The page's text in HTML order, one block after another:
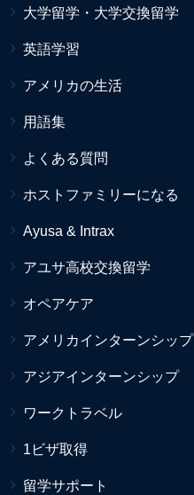
大学留学・大学交換留学
英語学習
アメリカの生活
用語集
よくある質問
ホストファミリーになる
Ayusa & Intrax
アユサ高校交換留学
オペアケア
アメリカインターンシップ
アジアインターンシップ
ワークトラベル
1ビザ取得
留学サポート